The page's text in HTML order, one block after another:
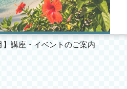
】講座・イベントのご案内